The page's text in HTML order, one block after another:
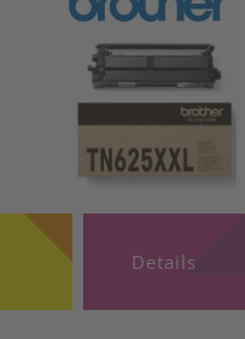
Details